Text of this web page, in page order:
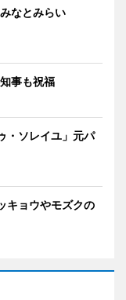
なとみらい
事も祝福
・ソレイユ」元パ
キョウやモズクの